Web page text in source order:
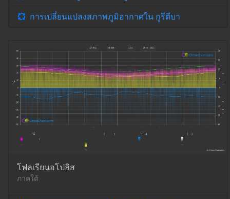
การเปลี่ยนแปลงสภาพภูมิอากาศใน กูรีตีบา
โฟลเรียนอโปลิส
ภาคใต้